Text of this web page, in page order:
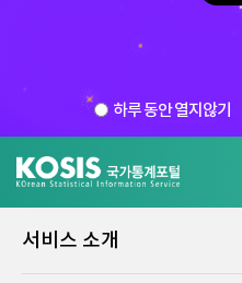
하루 동안 열지않기
서비스 소개